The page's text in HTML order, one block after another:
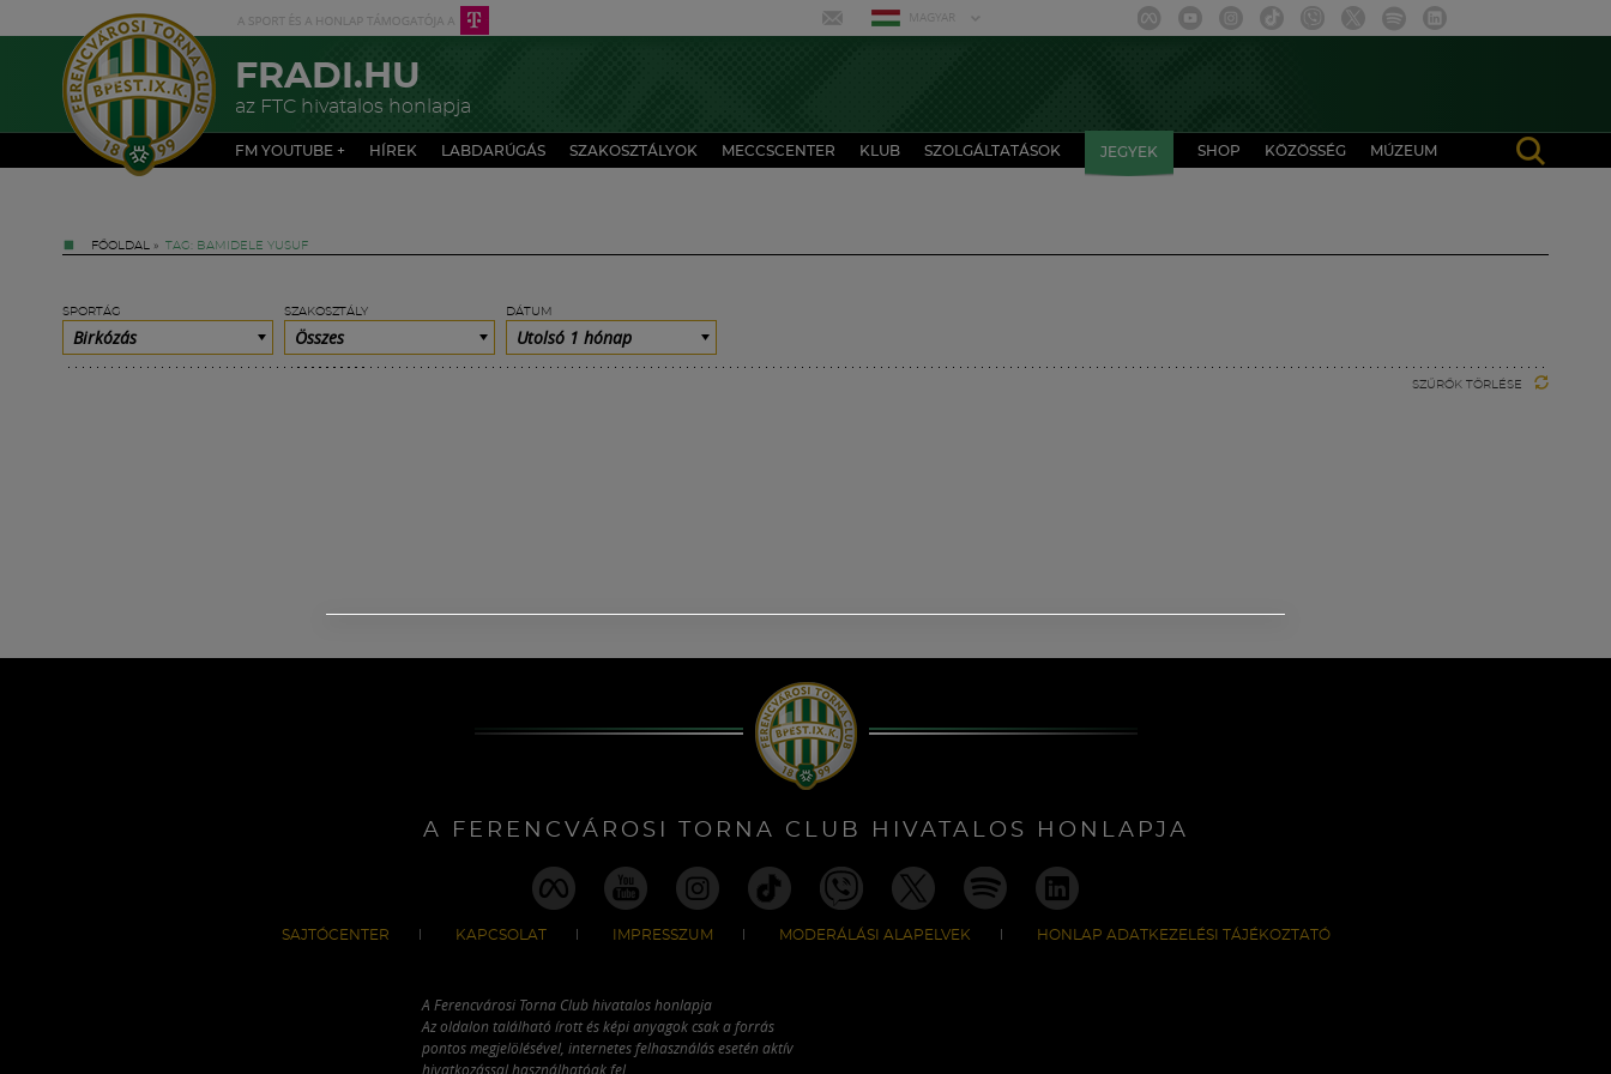
MAGYAR
FRADI.HU
az FTC hivatalos honlapja
FM YOUTUBE + HÍREK LABDARÚGÁS SZAKOSZTÁLYOK MECCSCENTER KLUB SZOLGÁLTATÁSOK JEGYEK SHOP KÖZÖSSÉG MÚZEUM
FŐOLDAL » TAG: BAMIDELE YUSUF
SPORTÁG
Birkózás
SZAKOSZTÁLY
Összes
DÁTUM
Utolsó 1 hónap
SZŰRŐK TÖRLÉSE
A FERENCVÁROSI TORNA CLUB HIVATALOS HONLAPJA
SAJTÓCENTER KAPCSOLAT IMPRESSZUM MODERÁLÁSI ALAPELVEK HONLAP ADATKEZELÉSI TÁJÉKOZTATÓ
A Ferencvárosi Torna Club hivatalos honlapja
Az oldalon található írott és képi anyagok csak a forrás
pontos megjelölésével, internetes felhasználás esetén aktív
hivatkozással használhatóak fel.